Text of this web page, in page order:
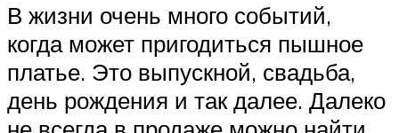
В жизни очень много событий,
когда может пригодиться пышное
платье. Это выпускной, свадьба,
день рождения и так далее. Далеко